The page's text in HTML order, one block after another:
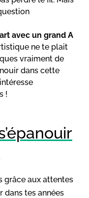
avec un grand A
ne te plait
vraiment de
dans cette
!
grâce aux attentes
dans tes années